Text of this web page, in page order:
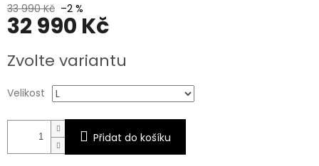
33 990 Kč –2 %
32 990 Kč
cena:
Zvolte variantu
Velikost
Přidat do košíku